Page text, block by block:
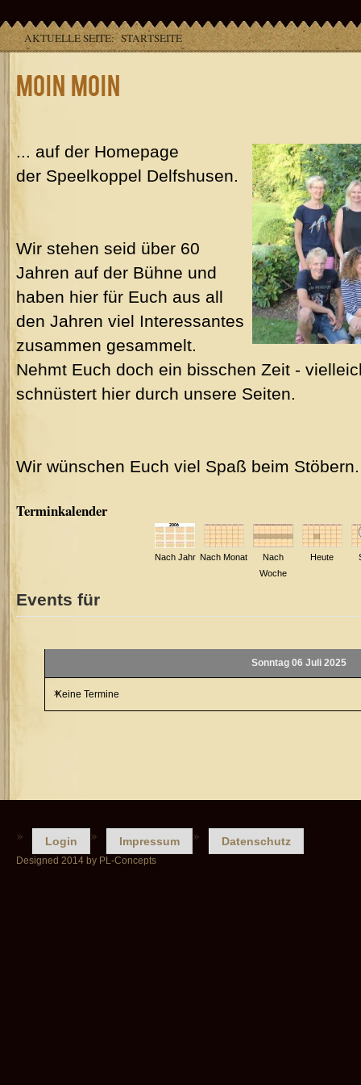
AKTUELLE SEITE: STARTSEITE
Moin Moin
... auf der Homepage
der Speelkoppel Delfshusen.
Wir stehen seid über 60
Jahren auf der Bühne und
haben hier für Euch aus all
den Jahren viel Interessantes
zusammen gesammelt.
Nehmt Euch doch ein bisschen Zeit -
schnüstert hier durch unsere Seiten.
Wir wünschen Euch viel Spaß beim Stöbern.
Terminkalender
Nach Jahr Nach Monat
Nach
Woche
Heute
Events für
Sonntag 06 Juli 2025
Keine Termine
Login Impressum Datenschutz
Designed 2014 by PL-Concepts